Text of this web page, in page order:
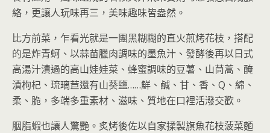
絡，更讓人玩味再三，美味趣味皆盎然。
比方前菜，乍看光就是一團黑糊糊的直火煎烤花枝，搭配
的是炸青蚵、以蒜苗臘肉調味的墨魚汁、發酵後再以日式
高湯汁漬過的高山娃娃菜、蜂蜜調味的豆薯、山茼蒿、醃
漬枸杞、琉璃苣還有山葵鹽……鮮、鹹、甘、香、Q、綿、
柔、脆，多端多重素材、滋味、質地在口裡活潑交歡。
胭脂蝦也讓人驚艷。炙烤後佐以自家揉製旗魚花枝菠菜麵